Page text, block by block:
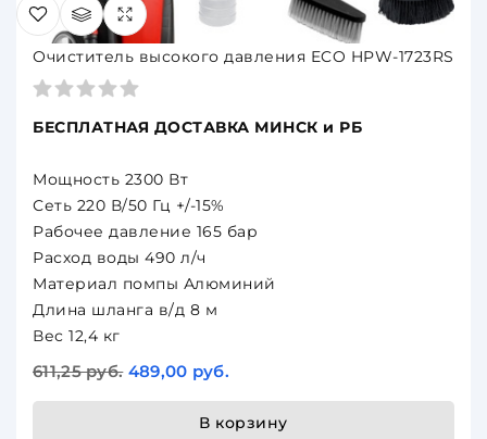
Очиститель высокого давления ECO HPW-1723RS
БЕСПЛАТНАЯ ДОСТАВКА МИНСК и РБ
Мощность 2300 Вт
Сеть 220 В/50 Гц +/-15%
Рабочее давление 165 бар
Расход воды 490 л/ч
Материал помпы Алюминий
Длина шланга в/д 8 м
Вес 12,4 кг
611,25 руб. 489,00 руб.
В корзину